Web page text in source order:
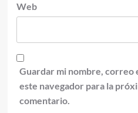
Web
Guardar mi nombre,
este navegador para la
comentario.